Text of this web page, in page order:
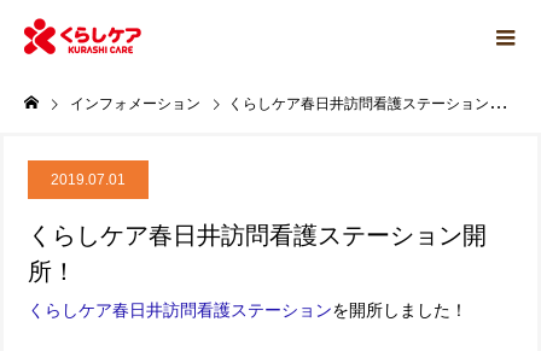
インフォメーション くらしケア春日井訪問看護ステーション開所！
2019.07.01
くらしケア春日井訪問看護ステーション開
所！
くらしケア春日井訪問看護ステーションを開所しました！